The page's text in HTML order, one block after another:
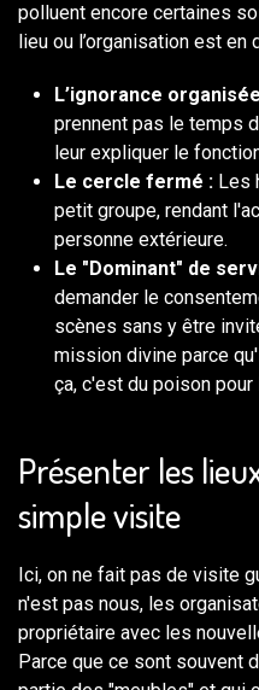
polluent encore certaines
lieu ou l’organisation est en
L’ignorance
prennent pas le temps
leur expliquer le
Le cercle fermé : Les
petit groupe, rendant
personne extérieure.
Le "Dominant" de
demander le
scènes sans y être
mission divine parce
ça, c'est du poison pour
Présenter les
simple visite
Ici, on ne fait pas de visite
n'est pas nous, les
propriétaire avec les
Parce que ce sont souvent